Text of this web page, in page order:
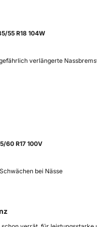
55 R18 104W
verlängerte
60 R17 100V
bei Nässe